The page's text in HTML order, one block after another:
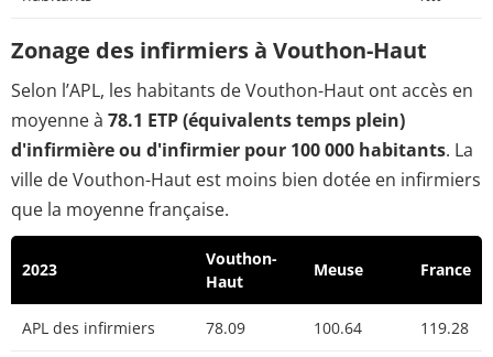
Zonage des infirmiers à Vouthon-Haut
Selon l’APL, les habitants de Vouthon-Haut ont accès en
moyenne à 78.1 ETP (équivalents temps plein)
d'infirmière ou d'infirmier pour 100 000 habitants. La
ville de Vouthon-Haut est moins bien dotée en infirmiers
que la moyenne française.
2023
Vouthon-
Haut
Meuse France
APL des infirmiers 78.09 100.64 119.28